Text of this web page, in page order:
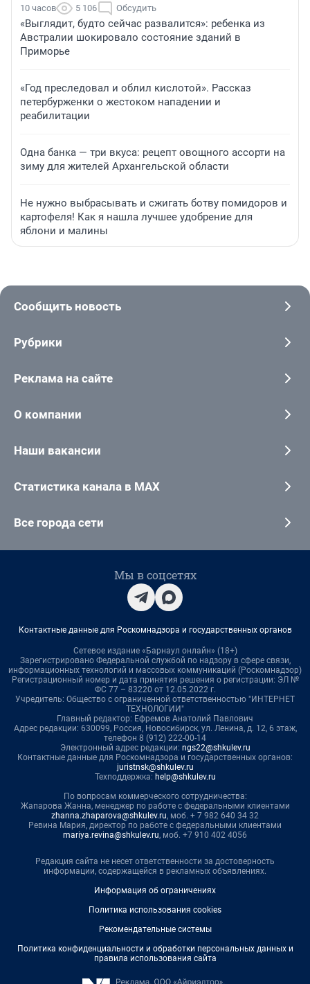
10 часов 5 106 Обсудить
«Выглядит, будто сейчас развалится»: ребенка из
Австралии шокировало состояние зданий в
Приморье
«Год преследовал и облил кислотой». Рассказ
петербурженки о жестоком нападении и
реабилитации
Одна банка — три вкуса: рецепт овощного ассорти на
зиму для жителей Архангельской области
Не нужно выбрасывать и сжигать ботву помидоров и
картофеля! Как я нашла лучшее удобрение для
яблони и малины
Сообщить новость
Рубрики
Реклама на сайте
О компании
Наши вакансии
Статистика канала в MAX
Все города сети
Мы в соцсетях
Контактные данные для Роскомнадзора и государственных органов
Сетевое издание «Барнаул онлайн» (18+)
Зарегистрировано Федеральной службой по надзору в сфере связи,
информационных технологий и массовых коммуникаций (Роскомнадзор)
Регистрационный номер и дата принятия решения о регистрации: ЭЛ №
ФС 77 – 83220 от 12.05.2022 г.
Учредитель: Общество с ограниченной ответственностью "ИНТЕРНЕТ
ТЕХНОЛОГИИ"
Главный редактор: Ефремов Анатолий Павлович
Адрес редакции: 630099, Россия, Новосибирск, ул. Ленина, д. 12, 6 этаж,
телефон 8 (912) 222-00-14
Электронный адрес редакции: ngs22@shkulev.ru
Контактные данные для Роскомнадзора и государственных органов:
juristnsk@shkulev.ru
Техподдержка: help@shkulev.ru
По вопросам коммерческого сотрудничества:
Жапарова Жанна, менеджер по работе с федеральными клиентами
zhanna.zhaparova@shkulev.ru, моб. + 7 982 640 34 32
Ревина Мария, директор по работе с федеральными клиентами
mariya.revina@shkulev.ru, моб. +7 910 402 4056
Редакция сайта не несет ответственности за достоверность
информации, содержащейся в рекламных объявлениях.
Информация об ограничениях
Политика использования cookies
Рекомендательные системы
Политика конфиденциальности и обработки персональных данных и
правила использования сайта